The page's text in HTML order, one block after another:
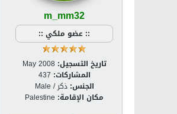
m_mm32
:: عضو ملكي ::
تاريخ التسجيل: May 2008
المشاركات: 437
الجنس: ذكر / Male
مكان الإقامة: Palestine